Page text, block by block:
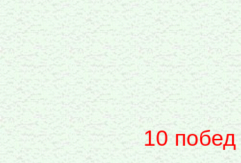
10 побед